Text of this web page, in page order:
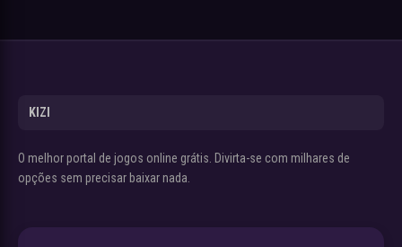
KIZI
O melhor portal de jogos online grátis. Divirta-se com milhares de
opções sem precisar baixar nada.